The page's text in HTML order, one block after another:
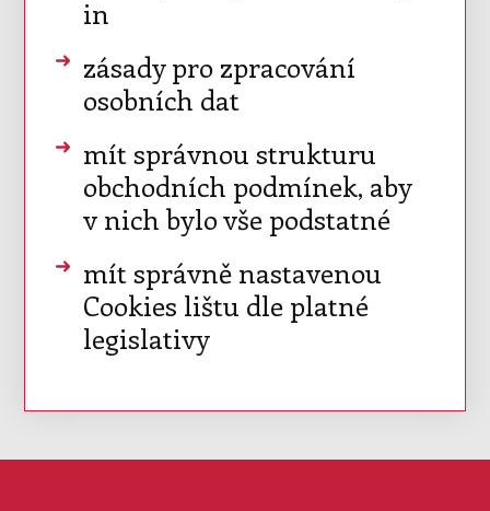
in
zásady pro zpracování
osobních dat
mít správnou strukturu
obchodních podmínek, aby
v nich bylo vše podstatné
mít správně nastavenou
Cookies lištu dle platné
legislativy